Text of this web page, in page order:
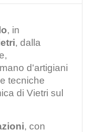
, in
, dalla
d'artigiani
tecniche
di Vietri sul
, con